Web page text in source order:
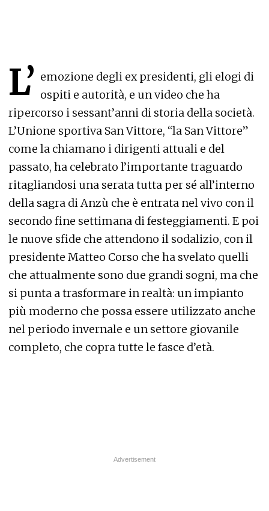
L’ emozione degli ex presidenti, gli elogi di
ospiti e autorità, e un video che ha
ripercorso i sessant’anni di storia della società.
L’Unione sportiva San Vittore, “la San Vittore”
come la chiamano i dirigenti attuali e del
passato, ha celebrato l’importante traguardo
ritagliandosi una serata tutta per sé all’interno
della sagra di Anzù che è entrata nel vivo con il
secondo fine settimana di festeggiamenti. E poi
le nuove sfide che attendono il sodalizio, con il
presidente Matteo Corso che ha svelato quelli
che attualmente sono due grandi sogni, ma che
si punta a trasformare in realtà: un impianto
più moderno che possa essere utilizzato anche
nel periodo invernale e un settore giovanile
completo, che copra tutte le fasce d’età.